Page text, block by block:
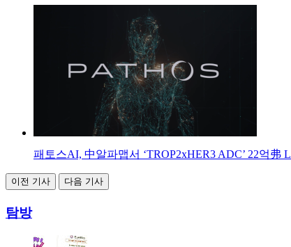
패토스AI, 中알파맵서 ‘TROP2xHER3 ADC’ 22억弗
이전 기사 다음 기사
탐방